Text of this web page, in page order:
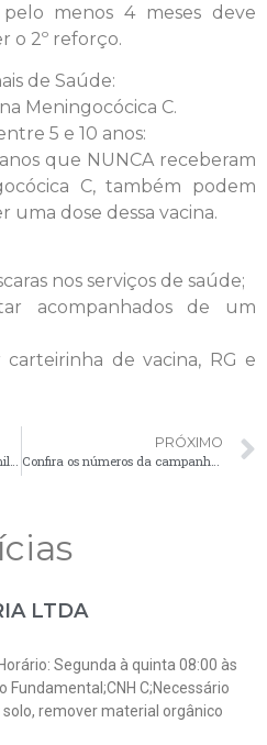
menos 4 meses deve
o 2º reforço.
de Saúde:
Meningocócica C.
5 e 10 anos:
que NUNCA receberam
C, também podem
uma dose dessa vacina.
nos serviços de saúde;
acompanhados de um
carteirinha de vacina, RG e
Palmeira atinge marca de 85 mil vacinas contra a Covid-19 aplicadas
PRÓXIMO
Confira os números da campanha de vacinação contra Influenza em Palmeira
LTDA
Segunda à quinta 08:00 às
Fundamental;CNH C;Necessário
remover material orgânico